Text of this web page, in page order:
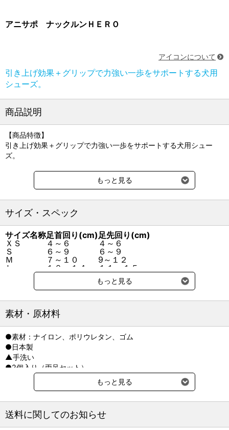
アニサポ ナックルンＨＥＲＯ
アイコンについて
引き上げ効果＋グリップで力強い一歩をサポートする犬用
シューズ。
商品説明
【商品特徴】
引き上げ効果＋グリップで力強い一歩をサポートする犬用シュー
ズ。
●動物医療用品メーカーが作るこだわり
動物医療用品メーカーであるanifullだからこそ考える、こだわりの
シューズタイプなので、指先までしっかり保護。
真夏や雨の日のアスファルト、草むらや砂利道でのお散歩に、愛犬
の足元をガードします。
●引き上げベルトで足先を正しい位置に
ナックリングでひっくり返った足先を、低伸縮の引き上げベルトを
使って正しい位置に戻し、足先を地面に着けて歩くことをサポー
引き上げベルトを上に引っ張った後、左右に引っ張ることでググッ
と足の甲が引き上がります。
●スリップ防止の滑り止めゴム付き
足底に滑り止めゴムが地面の蹴り出しをサポート。
耐久性があるので、室内はもちろんお散歩の際にも装着していただ
けます。
●足にフィットする立体縫製
靴下よりも履かせやすく、靴よりもフィット感のあるサポーターな
らではの履き心地。
内側の生地は滑り止め素材を採用し、ズレにくく足にフィットしま
す。
もっと見る
サイズ・スペック
サイズ名称足首回り(cm) 足先回り(cm)
ＸＳ
４～６
４～６
Ｓ
６～９
６～９
Ｍ
７～１０
9～１２
Ｌ
１０～１４
１１～１５
１２～１７ １４～１８
もっと見る
素材・原材料
●素材：ナイロン、ポリウレタン、ゴム
●日本製
▲手洗い
●2個入り（両足セット）
もっと見る
送料に関してのお知らせ